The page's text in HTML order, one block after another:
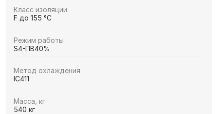
Класс изоляции
F до 155 °C
Режим работы
S4-ПВ40%
Метод охлаждения
IC411
Масса, кг
540 кг